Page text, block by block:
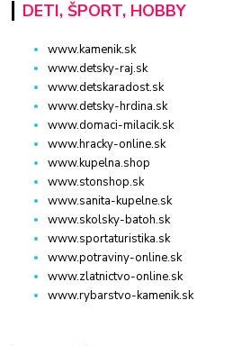
DETI, ŠPORT, HOBBY
www.kamenik.sk
www.detsky-raj.sk
www.detskaradost.sk
www.detsky-hrdina.sk
www.domaci-milacik.sk
www.hracky-online.sk
www.kupelna.shop
www.stonshop.sk
www.sanita-kupelne.sk
www.skolsky-batoh.sk
www.sportaturistika.sk
www.potraviny-online.sk
www.zlatnictvo-online.sk
www.rybarstvo-kamenik.sk